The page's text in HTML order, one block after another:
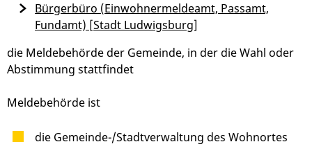
die Meldebehörde der Gemeinde, in der die Wahl oder
Abstimmung stattfindet
Meldebehörde ist
die Gemeinde-/Stadtverwaltung des Wohnortes
Bürgerbüro (Einwohnermeldeamt, Passamt,
Fundamt) [Stadt Ludwigsburg]